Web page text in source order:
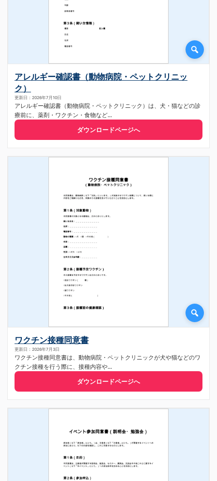
アレルギー確認書（動物病院・ペットクリニッ
ク）
更新日：2026年7月10日
アレルギー確認書（動物病院・ペットクリニック）は、犬・猫などの診
療前に、薬剤・ワクチン・食物など...
ダウンロードページへ
ワクチン接種同意書
更新日：2026年7月3日
ワクチン接種同意書は、動物病院・ペットクリニックが犬や猫などのワ
クチン接種を行う際に、接種内容や...
ダウンロードページへ